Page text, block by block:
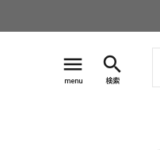
menu
menu
search
検索